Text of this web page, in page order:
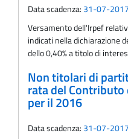
Data scadenza: 31-07-2017
Versamento dell'Irpef
indicati nella dichiarazione
dello 0,40% a titolo di
Non titolari di
rata del
per il 2016
Data scadenza: 31-07-2017